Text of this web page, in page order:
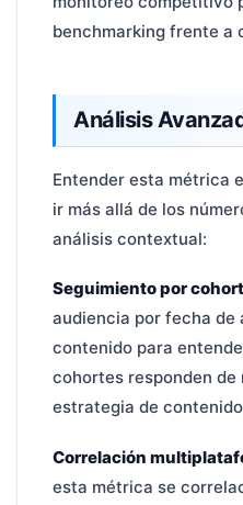
benchmarking frente a
Análisis
Entender esta métrica
ir más allá de los
análisis contextual:
Seguimiento por
audiencia por fecha de
contenido para
cohortes responden
estrategia de
Correlación
esta métrica se